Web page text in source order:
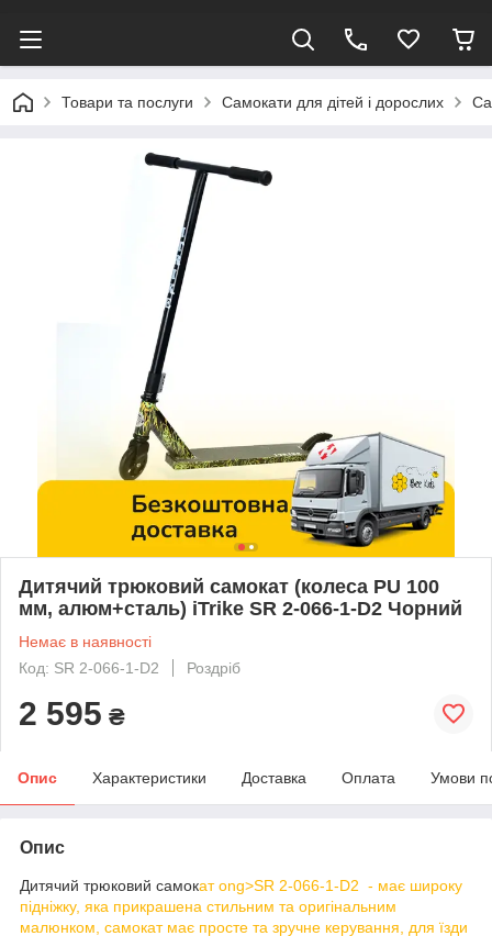
Товари та послуги Самокати для дітей і дорослих
Дитячий трюковий самокат (колеса PU 100
мм, алюм+сталь) iTrike SR 2-066-1-D2 Чорний
Немає в наявності
Код: SR 2-066-1-D2
Роздріб
2 595 ₴
Опис Характеристики Доставка Оплата Умови
Опис
Дитячий трюковий самокат ong>SR 2-066-1-D2 - має широку
підніжку, яка прикрашена стильним та оригінальним
малюнком, самокат має просте та зручне керування, для їзди